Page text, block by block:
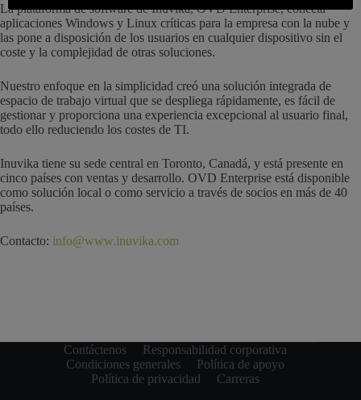
La plataforma de software de Inuvika, OVD Enterprise, conecta
aplicaciones Windows y Linux críticas para la empresa con la nube y
las pone a disposición de los usuarios en cualquier dispositivo sin el
coste y la complejidad de otras soluciones.
Nuestro enfoque en la simplicidad creó una solución integrada de
espacio de trabajo virtual que se despliega rápidamente, es fácil de
gestionar y proporciona una experiencia excepcional al usuario final,
todo ello reduciendo los costes de TI.
Inuvika tiene su sede central en Toronto, Canadá, y está presente en
cinco países con ventas y desarrollo. OVD Enterprise está disponible
como solución local o como servicio a través de socios en más de 40
países.
Contacto: info@www.inuvika.com
Contáctenos
Responsabilidad corporativa
Condiciones generales
Política de apoyo
Política de privacidad
Carreras